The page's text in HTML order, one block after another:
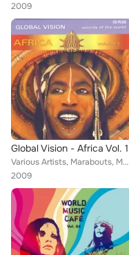
2009
Global Vision - Africa Vol. 1
Various Artists, Marabouts, Moca, Red Buddha, Blue Planet, M.O.C. Paoli, No Noise, Don Shiva, Lenny Mac Dowell
2009